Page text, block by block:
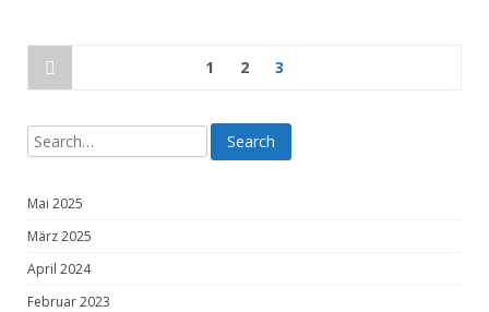
1 2 3
Mai 2025
März 2025
April 2024
Februar 2023